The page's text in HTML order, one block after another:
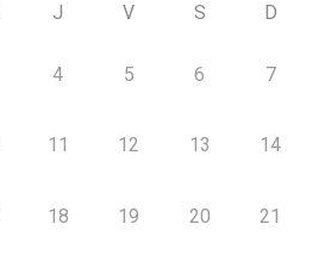
J V S D
4 5 6 7
11 12 13 14
18 19 20 21